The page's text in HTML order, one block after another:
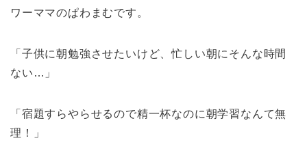
ワーママのぱわまむです。
「子供に朝勉強させたいけど、忙しい朝にそんな時間
ない…」
「宿題すらやらせるので精一杯なのに朝学習なんて無
理！」